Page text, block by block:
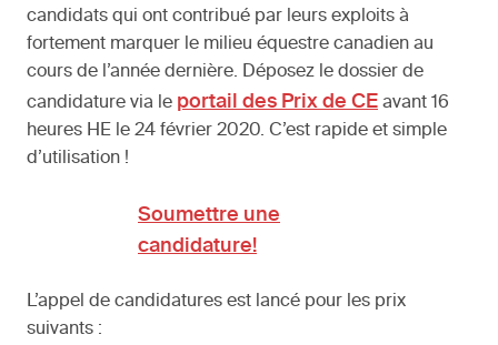
candidats qui ont contribué par leurs exploits à
fortement marquer le milieu équestre canadien au
cours de l’année dernière. Déposez le dossier de
candidature via le portail des Prix de CE avant 16
heures HE le 24 février 2020. C’est rapide et simple
d’utilisation !
Soumettre une
candidature!
L’appel de candidatures est lancé pour les prix
suivants :